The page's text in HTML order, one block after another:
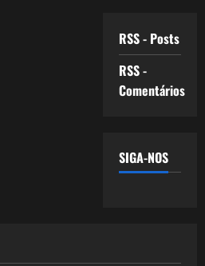
RSS - Posts
RSS -
Comentários
SIGA-NOS